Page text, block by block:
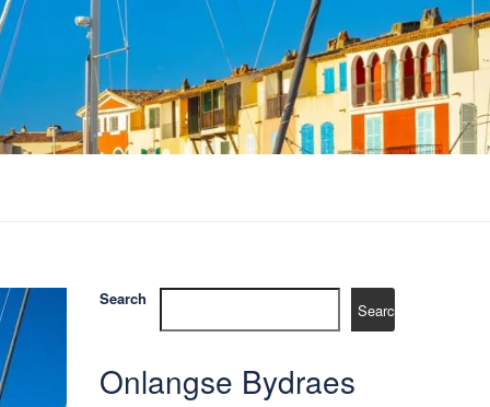
Search
Search
Onlangse Bydraes